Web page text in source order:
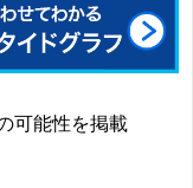
可能性を掲載